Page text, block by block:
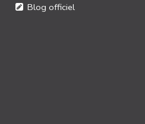
Blog officiel